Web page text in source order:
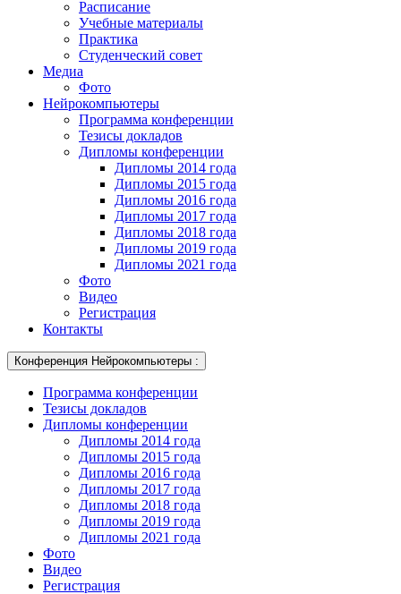
Расписание
Учебные материалы
Практика
Студенческий совет
Медиа
Фото
Нейрокомпьютеры
Программа конференции
Тезисы докладов
Дипломы конференции
Дипломы 2014 года
Дипломы 2015 года
Дипломы 2016 года
Дипломы 2017 года
Дипломы 2018 года
Дипломы 2019 года
Дипломы 2021 года
Фото
Видео
Регистрация
Контакты
Конференция Нейрокомпьютеры :
Программа конференции
Тезисы докладов
Дипломы конференции
Дипломы 2014 года
Дипломы 2015 года
Дипломы 2016 года
Дипломы 2017 года
Дипломы 2018 года
Дипломы 2019 года
Дипломы 2021 года
Фото
Видео
Регистрация